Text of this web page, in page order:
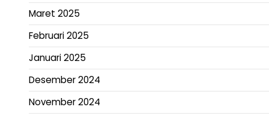
Maret 2025
Februari 2025
Januari 2025
Desember 2024
November 2024